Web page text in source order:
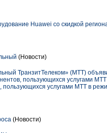
Huawei со скидкой
(Новости)
ТранзитТелеком» (МТТ)
пользующихся услугами
услугами МТТ в
(Новости)